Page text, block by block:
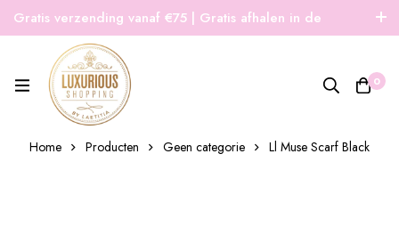
Gratis verzending vanaf €75 | Gratis afhalen in de
winkel | Snelle verzending
0
Home Producten Geen categorie Ll Muse Scarf Black